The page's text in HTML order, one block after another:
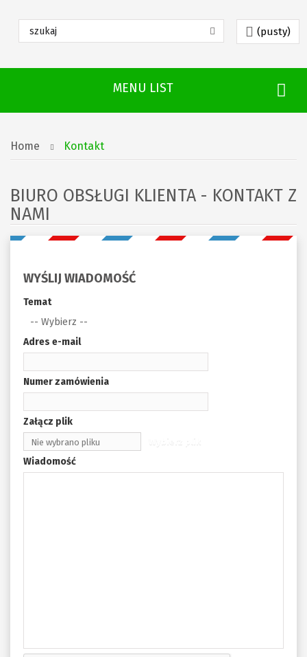
(pusty)
MENU LIST
Home Kontakt
BIURO OBSŁUGI KLIENTA - KONTAKT Z
NAMI
WYŚLIJ WIADOMOŚĆ
Temat
-- Wybierz --
Adres e-mail
Numer zamówienia
Załącz plik
Nie wybrano pliku
Wiadomość